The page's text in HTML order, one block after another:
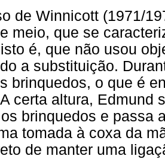
de Winnicott (1971/
meio, que se
é, que não usou
a substituição.
brinquedos, o que é
certa altura, Edmund
brinquedos e passa
tomada à coxa da
de manter uma